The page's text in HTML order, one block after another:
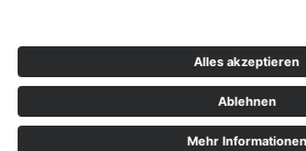
Facebook Instagram
Alle Preise inkl. gesetzl. Mehrwertsteuer zzgl.